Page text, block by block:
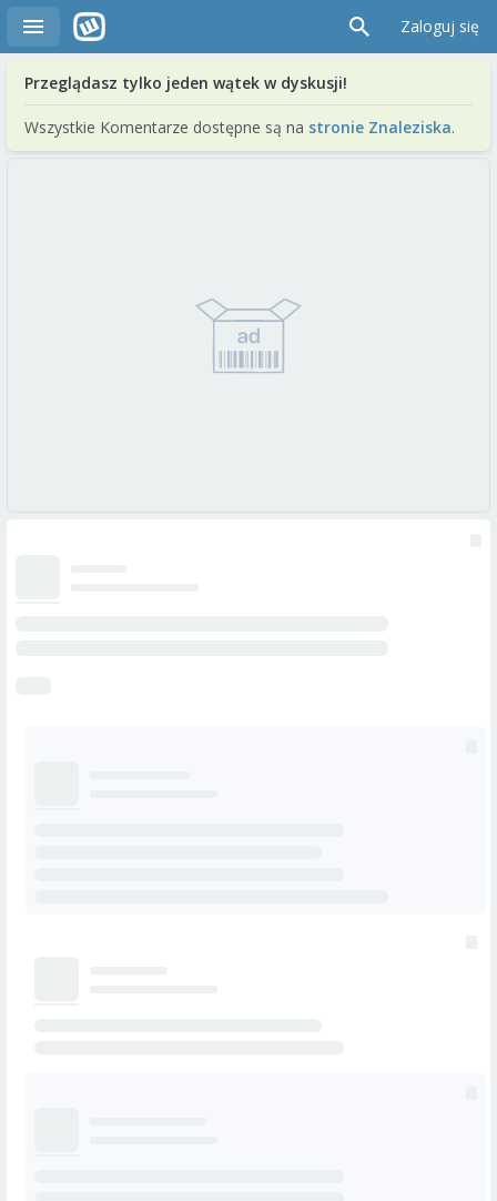
Zaloguj się
Przeglądasz tylko jeden wątek w dyskusji!
Wszystkie Komentarze dostępne są na stronie Znaleziska.